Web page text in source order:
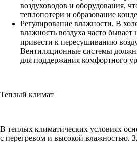
воздуховодов и оборудования,
теплопотери и образование
Регулирование влажности. В
влажность воздуха часто
привести к пересушиванию
Вентиляционные системы
для поддержания комфортного
Теплый климат
В теплых климатических условиях
с перегревом и высокой влажностью.